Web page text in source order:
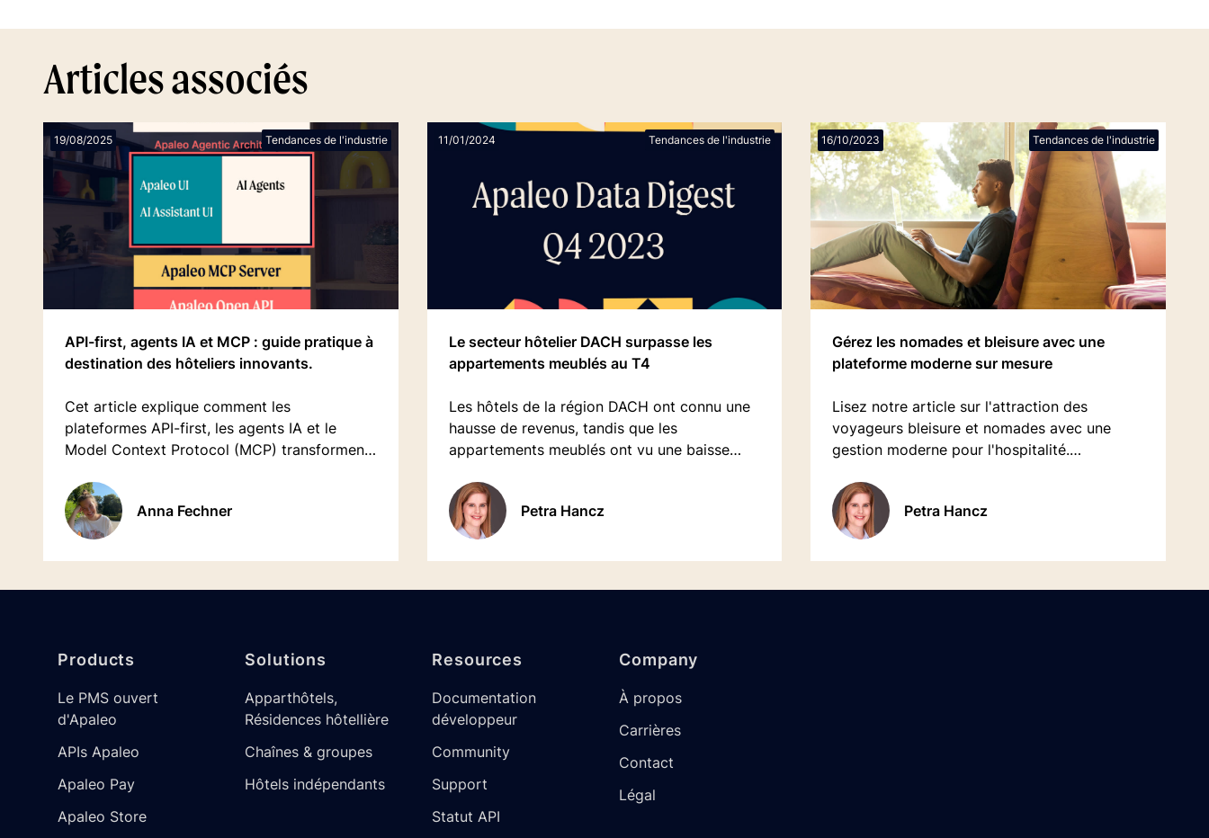
Articles associés
19/08/2025 Tendances de l'industrie
API-first, agents IA et MCP : guide pratique à
destination des hôteliers innovants.
Cet article explique comment les
plateformes API-first, les agents IA et le
Model Context Protocol (MCP) transforment
atout stratégique pour innover.
Anna Fechner
11/01/2024 Tendances de l'industrie
Le secteur hôtelier DACH surpasse les
appartements meublés au T4
Les hôtels de la région DACH ont connu une
hausse de revenus, tandis que les
appartements meublés ont vu une baisse
positive.
Petra Hancz
16/10/2023 Tendances de l'industrie
Gérez les nomades et bleisure avec une
plateforme moderne sur mesure
Lisez notre article sur l'attraction des
voyageurs bleisure et nomades avec une
gestion moderne pour l'hospitalité.
Petra Hancz
Products
Le PMS ouvert
d'Apaleo
APIs Apaleo
Apaleo Pay
Apaleo Store
Solutions
Apparthôtels,
Résidences hôtellière
Chaînes & groupes
Hôtels indépendants
Resources
Documentation
développeur
Community
Support
Statut API
Company
À propos
Carrières
Contact
Légal